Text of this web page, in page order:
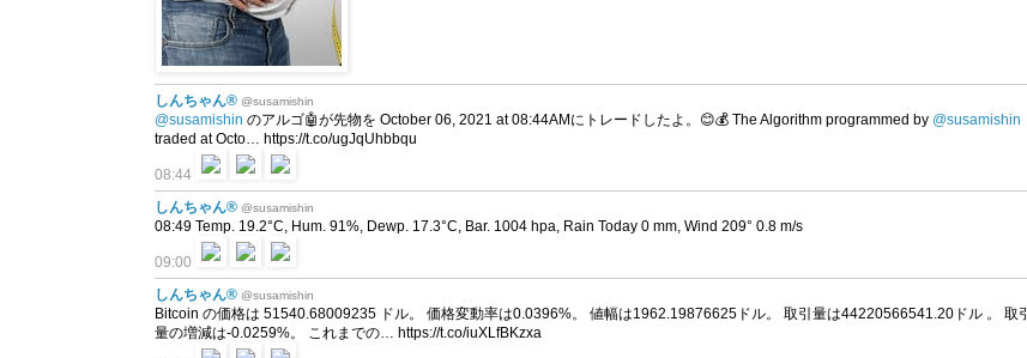
しんちゃん® @susamishin
@susamishin のアルゴ🤖が先物を October 06, 2021 at 08:44AMにトレードしたよ。😊💰 The Algorithm programmed by @susamishin
traded at Octo… https://t.co/ugJqUhbbqu
08:44
しんちゃん® @susamishin
08:49 Temp. 19.2°C, Hum. 91%, Dewp. 17.3°C, Bar. 1004 hpa, Rain Today 0 mm, Wind 209° 0.8 m/s
09:00
しんちゃん® @susamishin
Bitcoin の価格は 51540.68009235 ドル。 価格変動率は0.0396%。 値幅は1962.19876625ドル。 取引量は44220566541.20ドル 。 取引
量の増減は-0.0259%。 これまでの… https://t.co/iuXLfBKzxa